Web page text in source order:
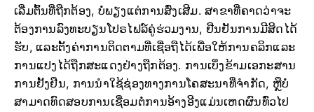
ເລີ່ມຕົ້ນທີ່ຖືກຕ້ອງ, ບໍ່ພຽງແຕ່ການສົ່ງເສີມ. ສາຂາທີ່ຄາດວ່າຈະ
ຕ້ອງການລົງທະບຽນໂປຣໄຟລ໌ຄູ່ຮ່ວມງານ, ຢືນຢັນການມີສິດໄດ້
ຮັບ, ແລະຕັ້ງຄ່າການຕິດຕາມທີ່ເຊື່ອຖືໄດ້ເພື່ອໃຫ້ການຄລິກແລະ
ການແປງໄດ້ຖືກສະແດງຢ່າງຖືກຕ້ອງ. ການເບິ່ງຂ້າມເອກະສານ
ການຢັ້ງຢືນ, ການນໍາໃຊ້ຊ່ອງທາງການໂຄສະນາທີ່ຈໍາກັດ, ຫຼືບໍ່
ສາມາດທົດສອບການເຊື່ອມຕໍ່ການອ້າງອີງແມ່ນເຫດຜົນທົ່ວໄປ